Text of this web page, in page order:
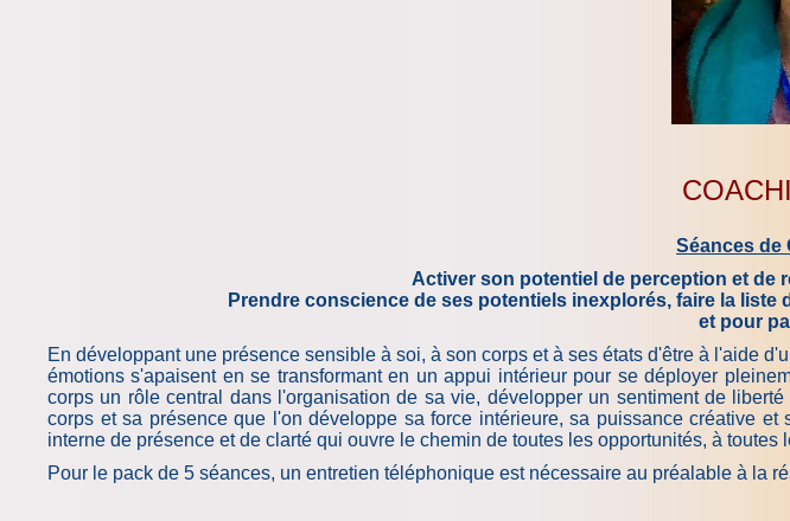
Séances de
Activer son potentiel de perception et de
Prendre conscience de ses potentiels inexplorés, faire la
et pour
En développant une présence sensible à soi, à son corps et à ses états d'être à l'aide
émotions s'apaisent en se transformant en un appui intérieur pour se déployer
corps un rôle central dans l'organisation de sa vie, développer un sentiment de
corps et sa présence que l'on développe sa force intérieure, sa puissance créative
interne de présence et de clarté qui ouvre le chemin de toutes les opportunités, à toutes
Pour le pack de 5 séances, un entretien téléphonique est nécessaire au préalable à la